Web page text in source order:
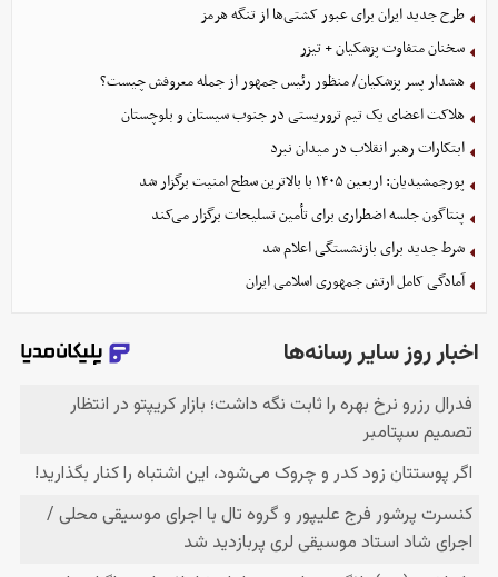
طرح جدید ایران برای عبور کشتی‌ها از تنگه هرمز
سخنان متفاوت پزشکیان + تیزر
هشدار پسر پزشکیان/ منظور رئیس جمهور از جمله معروفش چیست؟
هلاکت اعضای یک تیم تروریستی در جنوب سیستان و بلوچستان
ابتکارات رهبر انقلاب در میدان نبرد
پورجمشیدیان: اربعین ۱۴۰۵ با بالاترین سطح امنیت برگزار شد
پنتاگون جلسه اضطراری برای تأمین تسلیحات برگزار می‌کند
شرط جدید برای بازنشستگی اعلام شد
آمادگی کامل ارتش جمهوری اسلامی ایران